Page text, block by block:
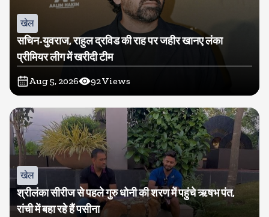
खेल
सचिन-युवराज, राहुल द्रविड की राह पर जहीर खानए लंका
प्रीमियर लीग में खरीदी टीम
Aug 5, 2026 92Views
खेल
श्रीलंका सीरीज से पहले गुरु धोनी की शरण में पहुंचे ऋषभ पंत,
रांची में बहा रहे हैं पसीना